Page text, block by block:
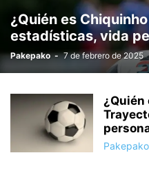
¿Quién es
estadísticas, vida
Pakepako - 7 de febrero de 2025
¿Quién
Pakepako